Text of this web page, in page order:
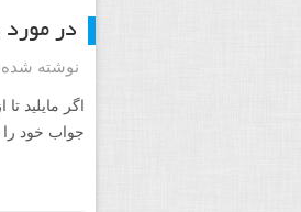
در
نوشته شده در ۲۳ شهریور
جواب خود را